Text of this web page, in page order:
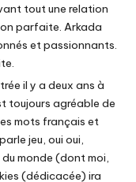
tout une relation
parfaite. Arkada
et passionnants.
il y a deux ans à
toujours agréable de
mots français et
jeu, oui oui,
monde (dont moi,
(dédicacée) ira